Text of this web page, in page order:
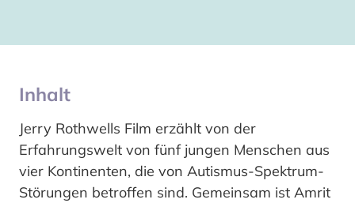
Inhalt
Jerry Rothwells Film erzählt von der
Erfahrungswelt von fünf jungen Menschen aus
vier Kontinenten, die von Autismus-Spektrum-
Störungen betroffen sind. Gemeinsam ist Amrit